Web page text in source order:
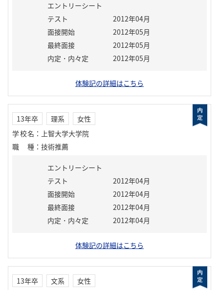
エントリーシート
テスト
2012年04月
面接開始
2012年05月
最終面接
2012年05月
内定・内々定
2012年05月
体験記の詳細はこちら
13年卒 理系
女性
学校名 ： 上智大学大学院
職種 ： 技術推薦
エントリーシート
テスト
2012年04月
面接開始
2012年04月
最終面接
2012年04月
内定・内々定
2012年04月
体験記の詳細はこちら
13年卒 文系
女性